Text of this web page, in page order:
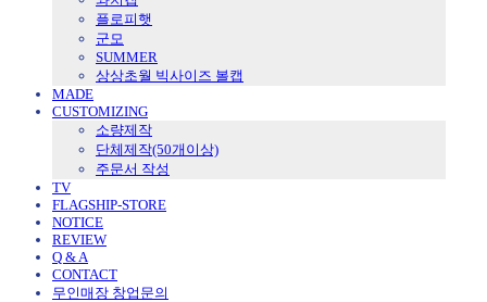
플로피햇
군모
SUMMER
상상초월 빅사이즈 볼캡
MADE
CUSTOMIZING
소량제작
단체제작(50개이상)
주문서 작성
TV
FLAGSHIP-STORE
NOTICE
REVIEW
Q & A
CONTACT
무인매장 창업문의